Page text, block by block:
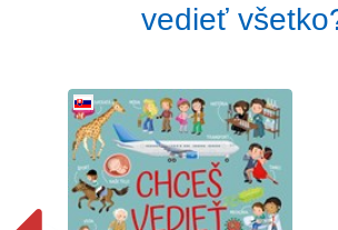
vedieť